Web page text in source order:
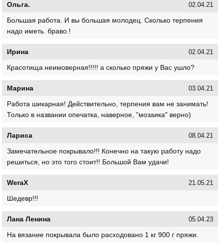
Ольга. 02.04.21
Большая работа. И вы большая молодец. Сколько терпения
надо иметь. браво.!
Ирина 02.04.21
Красотища неимоверная!!!!! а сколько пряжи у Вас ушло?
Марина 03.04.21
Работа шикарная! Действительно, терпения вам не занимать!
Только в названии опечатка, наверное, "мозаика" верно)
Лариса 08.04.21
Замечательное покрывало!!! Конечно на такую работу надо
решиться, но это того стоит!! Большой Вам удачи!
WeraX 21.05.21
Шедевр!!!
Лана Ленина 05.04.23
На вязание покрывала было расходовано 1 кг 900 г пряжи.